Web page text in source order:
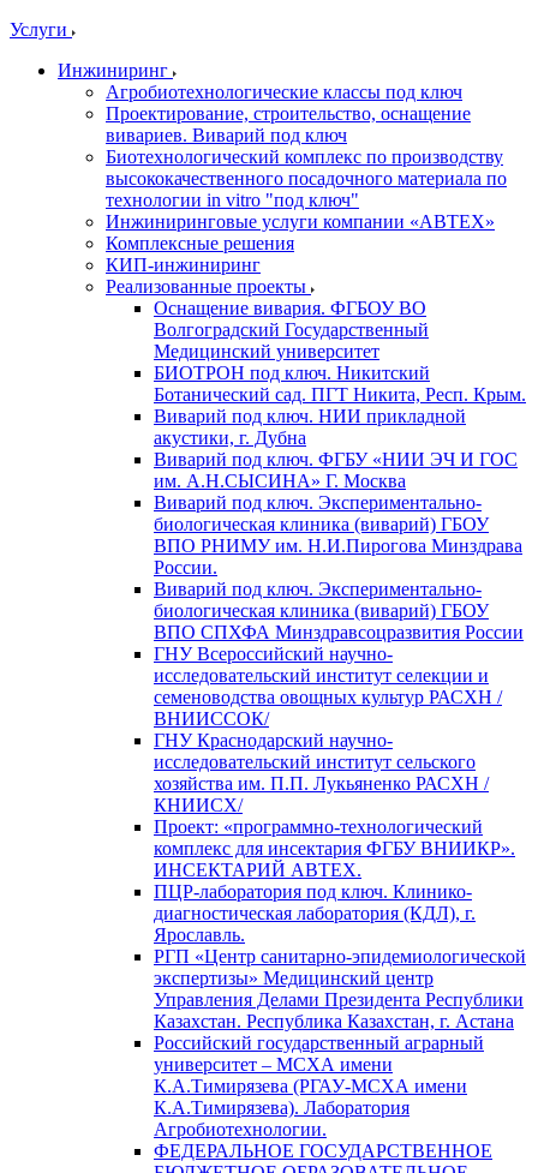
Услуги
Инжиниринг
Агробиотехнологические классы под ключ
Проектирование, строительство, оснащение
вивариев. Виварий под ключ
Биотехнологический комплекс по производству
высококачественного посадочного материала по
технологии in vitro "под ключ"
Инжиниринговые услуги компании «АВТЕХ»
Комплексные решения
КИП-инжиниринг
Реализованные проекты
Оснащение вивария. ФГБОУ ВО
Волгоградский Государственный
Медицинский университет
БИОТРОН под ключ. Никитский
Ботанический сад. ПГТ Никита, Респ. Крым.
Виварий под ключ. НИИ прикладной
акустики, г. Дубна
Виварий под ключ. ФГБУ «НИИ ЭЧ И ГОС
им. А.Н.СЫСИНА» Г. Москва
Виварий под ключ. Экспериментально-
биологическая клиника (виварий) ГБОУ
ВПО РНИМУ им. Н.И.Пирогова Минздрава
России.
Виварий под ключ. Экспериментально-
биологическая клиника (виварий) ГБОУ
ВПО СПХФА Минздравсоцразвития России
ГНУ Всероссийский научно-
исследовательский институт селекции и
семеноводства овощных культур РАСХН /
ВНИИССОК/
ГНУ Краснодарский научно-
исследовательский институт сельского
хозяйства им. П.П. Лукьяненко РАСХН /
КНИИСХ/
Проект: «программно-технологический
комплекс для инсектария ФГБУ ВНИИКР».
ИНСЕКТАРИЙ АВТЕХ.
ПЦР-лаборатория под ключ. Клинико-
диагностическая лаборатория (КДЛ), г.
Ярославль.
РГП «Центр санитарно-эпидемиологической
экспертизы» Медицинский центр
Управления Делами Президента Республики
Казахстан. Республика Казахстан, г. Астана
Российский государственный аграрный
университет – МСХА имени
К.А.Тимирязева (РГАУ-МСХА имени
К.А.Тимирязева). Лаборатория
Агробиотехнологии.
ФЕДЕРАЛЬНОЕ ГОСУДАРСТВЕННОЕ